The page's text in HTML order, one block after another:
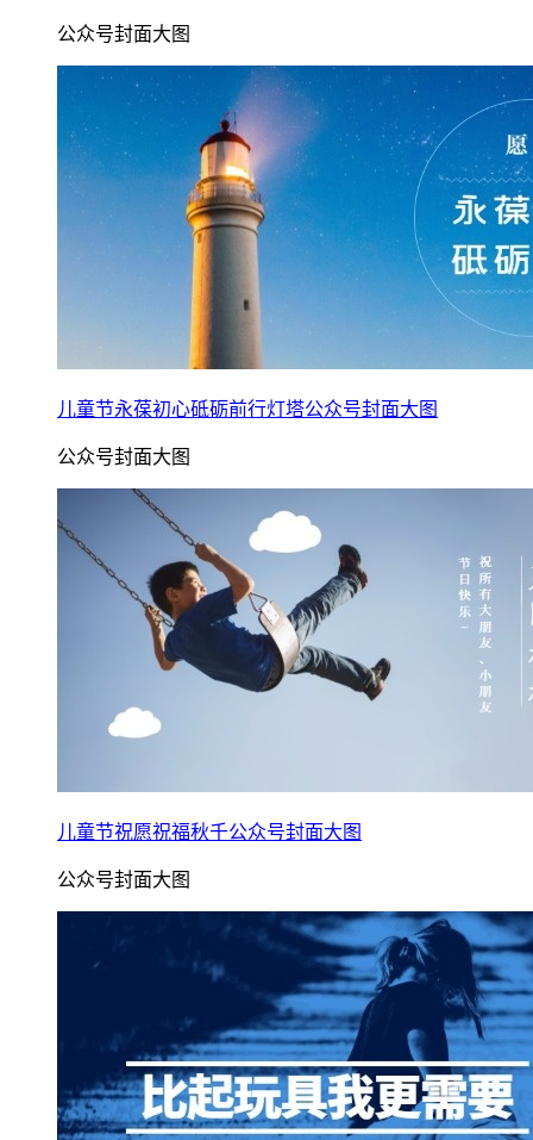
公众号封面大图
儿童节永葆初心砥砺前行灯塔公众号封面大图
公众号封面大图
儿童节祝愿祝福秋千公众号封面大图
公众号封面大图